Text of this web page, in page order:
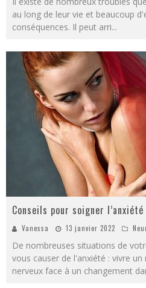
au long de leur vie et beaucoup
conséquences. Il peut arri...
Conseils pour soigner l’anxiété
Vanessa 13 janvier 2022
De nombreuses situations de
vous causer de l'anxiété : vivre
nerveux face à un changement